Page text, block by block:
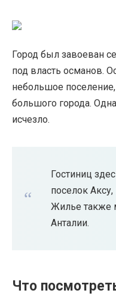
Город был завоеван
под власть османов.
небольшое поселение,
большого города.
исчезло.
Гостиниц
поселок
Жилье также
Анталии.
Что